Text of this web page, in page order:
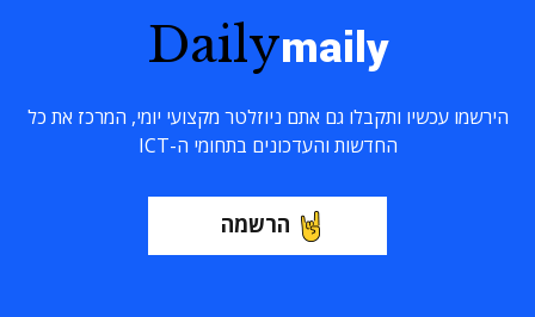
Dailymaily
הירשמו עכשיו ותקבלו גם אתם ניוזלטר מקצועי יומי, המרכז את כל
החדשות והעדכונים בתחומי ה-ICT
הרשמה